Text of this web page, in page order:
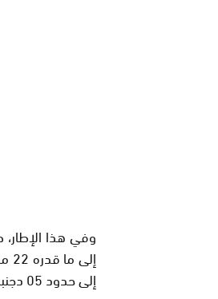
وفي هذا الإطار،
إلى حدود 05 دجنبر 2024.